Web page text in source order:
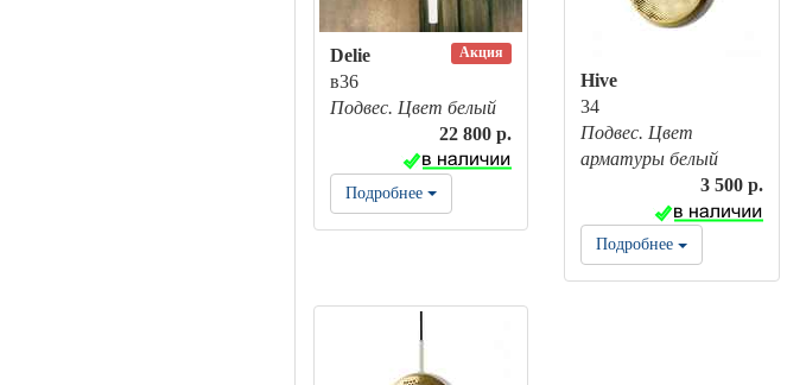
Акция
Delie
в36
Подвес. Цвет белый
22 800 р.
Подробнее
Hive
34
Подвес. Цвет
арматуры белый
3 500 р.
Подробнее